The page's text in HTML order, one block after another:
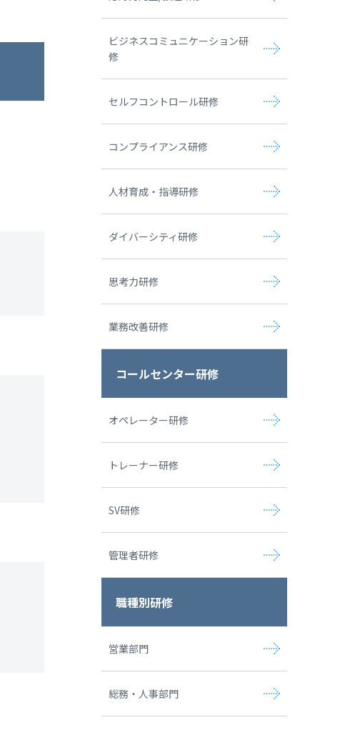
ビジネスコミュニケーション研
修
セルフコントロール研修
コンプライアンス研修
人材育成・指導研修
ダイバーシティ研修
思考力研修
業務改善研修
コールセンター研修
オペレーター研修
トレーナー研修
SV研修
管理者研修
職種別研修
営業部門
総務・人事部門